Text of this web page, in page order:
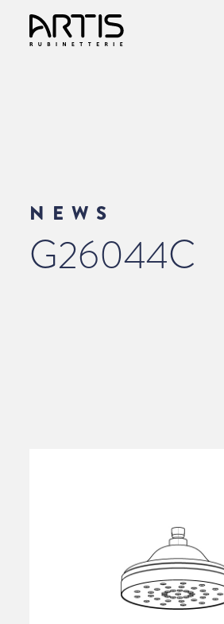
NEWS
G26044C